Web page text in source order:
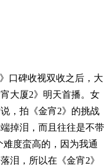
口碑收视双收之后，大
大厦2》明天首播。女
，拍《金宵2》的挑战
掉泪，而且往往是不带
难度蛮高的，因为我通
泪，所以在《金宵2》